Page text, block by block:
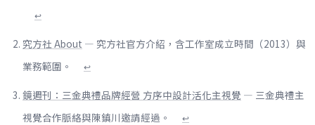
↩
究方社 About — 究方社官方介紹，含工作室成立時間（2013）與
業務範圍。
↩
鏡週刊：三金典禮品牌經營 方序中設計活化主視覺 — 三金典禮主
視覺合作脈絡與陳鎮川邀請經過。
↩